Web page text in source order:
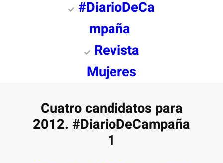
#DiarioDeCa
mpaña
Revista
Mujeres
Cuatro candidatos para
2012. #DiarioDeCampaña
1